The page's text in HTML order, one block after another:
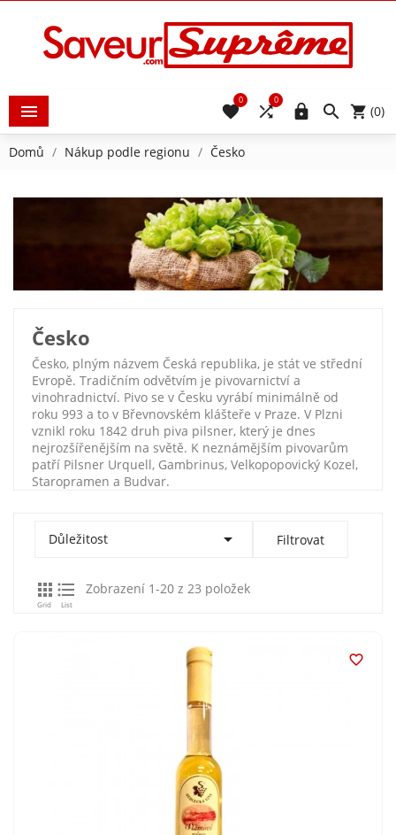
  (0)


0

0
Domů Nákup podle regionu Česko
Česko
Česko, plným názvem Česká republika, je stát ve střední
Evropě. Tradičním odvětvím je pivovarnictví a
vinohradnictví. Pivo se v Česku vyrábí minimálně od
roku 993 a to v Břevnovském klášteře v Praze. V Plzni
vznikl roku 1842 druh piva pilsner, který je dnes
nejrozšířenějším na světě. K neznámějším pivovarům
patří Pilsner Urquell, Gambrinus, Velkopopovický Kozel,
Staropramen a Budvar.
Důležitost  Filtrovat

Grid

List
Zobrazení 1-20 z 23 položek
